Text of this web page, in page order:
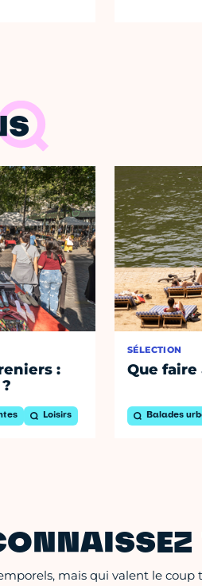
:
Loisirs
SÉLECTION
Que faire
Balades
mais qui valent le coup